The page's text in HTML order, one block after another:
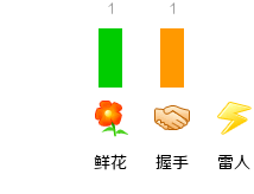
1
鲜花
1
握手 雷人